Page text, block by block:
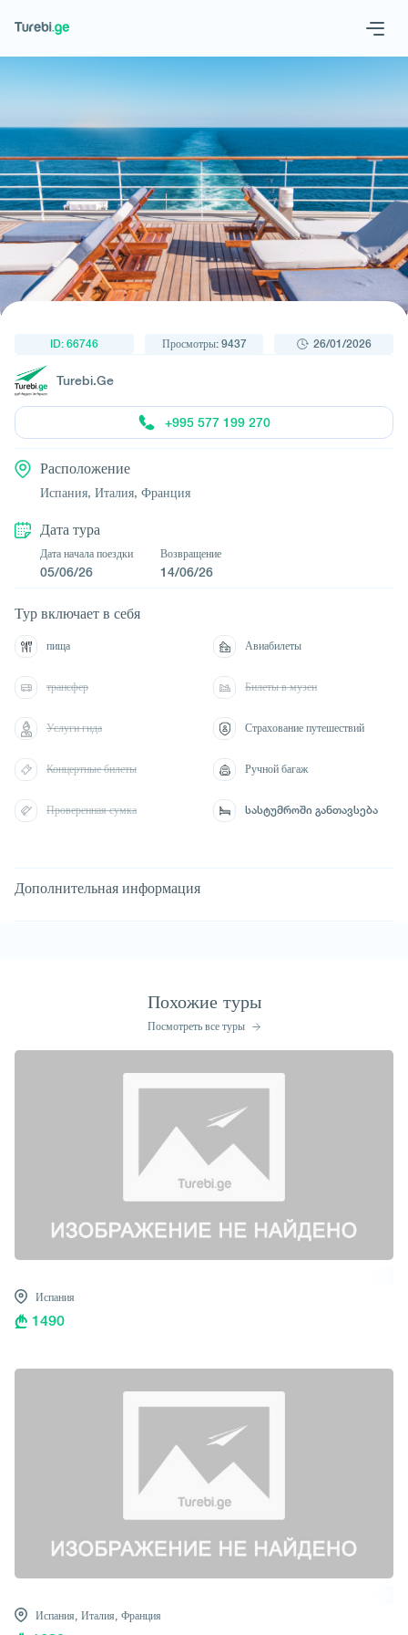
Geo Eng
Запросить тур
ID: 66746 Просмотры: 9437 26/01/2026
Turebi.Ge
+995 577 199 270
Расположение
Испания, Италия, Франция
Дата тура
Дата начала поездки
05/06/26
Возвращение
14/06/26
Дополнительная информация
Тур включает в себя
пища Авиабилеты
трансфер Билеты в музеи
Услуги гида Страхование путешествий
Концертные билеты Ручной багаж
Проверенная сумка სასტუმროში განთავსება
Похожие туры
Посмотреть все туры
Испания
1490
Испания, Италия, Франция